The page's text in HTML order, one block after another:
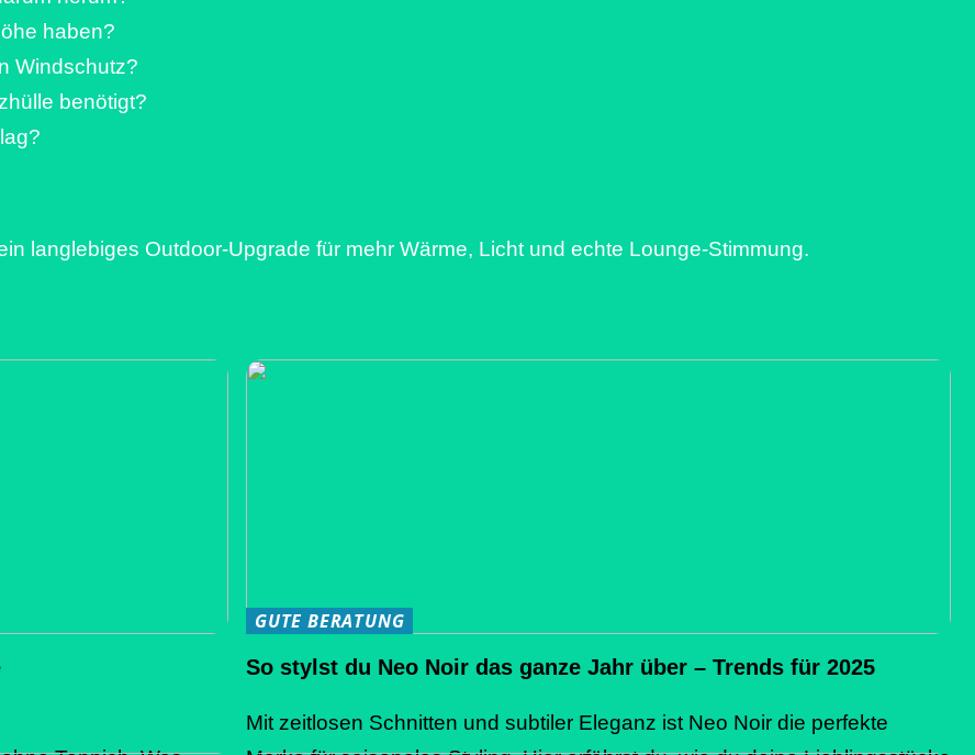
haben?
Windschutz?
benötigt?
langlebiges Outdoor-Upgrade für mehr Wärme, Licht und echte Lounge-Stimmung.
GUTE BERATUNG
So stylst du Neo Noir das ganze Jahr über – Trends für 2025
Mit zeitlosen Schnitten und subtiler Eleganz ist Neo Noir die perfekte